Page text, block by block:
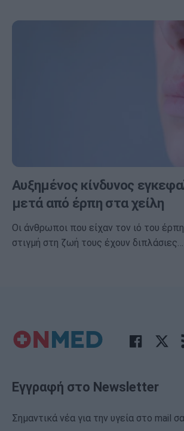
Αυξημένος κίνδυνος
μετά από έρπη στα χείλη
Οι άνθρωποι που είχαν τον ιό του
στιγμή στη ζωή τους έχουν διπλάσιες…
Εγγραφή στο Newsletter
Σημαντικά νέα για την υγεία στο mail